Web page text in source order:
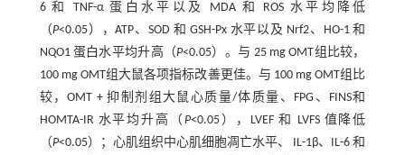
6 和 TNF-α 蛋白水平以及 MDA 和 ROS 水平均降低
（P<0.05），ATP、SOD 和 GSH-Px 水平以及 Nrf2、HO-1 和
NQO1 蛋白水平均升高（P<0.05）。与 25 mg OMT组比较，
100 mg OMT组大鼠各项指标改善更佳。与 100 mg OMT组比
较，OMT + 抑制剂组大鼠心质量/体质量、FPG、FINS和
HOMTA-IR 水平均升高（P<0.05），LVEF 和 LVFS 值降低
（P<0.05）；心肌组织中心肌细胞凋亡水平、 IL-1β、IL-6 和